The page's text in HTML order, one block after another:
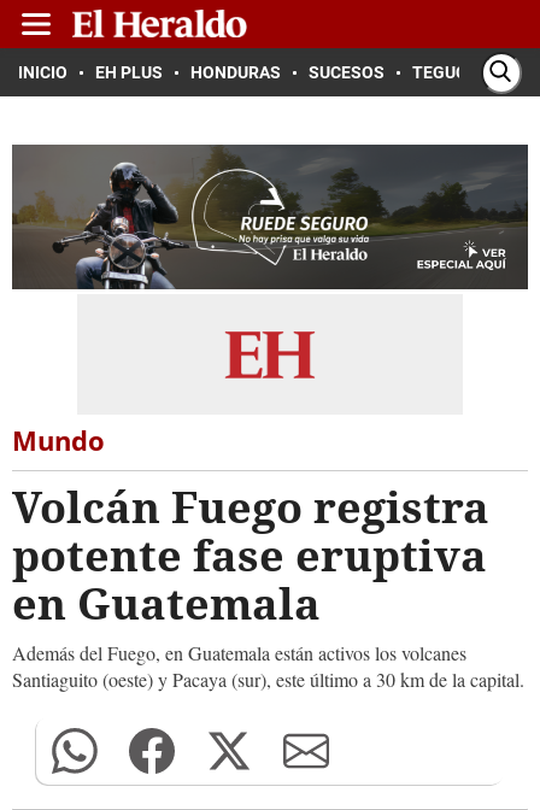
INICIO EH PLUS HONDURAS SUCESOS TEGUCIGALPA
Mundo
Volcán Fuego registra
potente fase eruptiva
en Guatemala
Además del Fuego, en Guatemala están activos los volcanes
Santiaguito (oeste) y Pacaya (sur), este último a 30 km de la capital.